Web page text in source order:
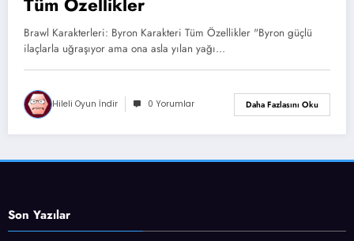
Brawl Karakterleri: Byron Karakteri Tüm Özellikler "Byron güçlü
ilaçlarla uğraşıyor ama ona asla yılan yağı…
Hileli Oyun İndir 0 Yorumlar Daha Fazlasını Oku
Son Yazılar